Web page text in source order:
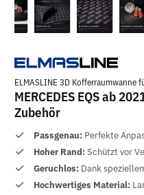
ELMASLINE 3D Kofferraumwanne
MERCEDES EQS ab
Zubehör
Passgenau: Perfekte
Hoher Rand:Schützt vor
Geruchlos: Dank
Hochwertiges Material: